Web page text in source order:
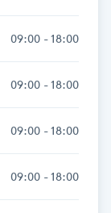
09:00 - 18:00
09:00 - 18:00
09:00 - 18:00
09:00 - 18:00